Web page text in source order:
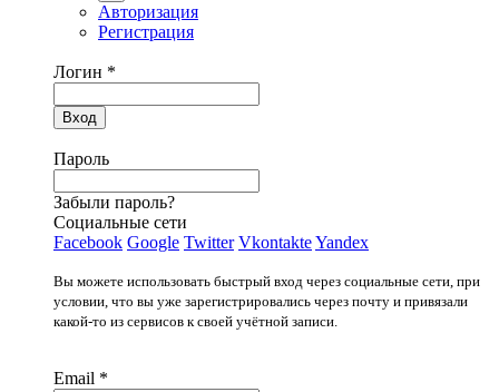
Авторизация
Регистрация
Логин *
Вход
Пароль
Забыли пароль?
Социальные сети
Facebook Google Twitter VkontakteYandex
Вы можете использовать быстрый вход через социальные сети, при
условии, что вы уже зарегистрировались через почту и привязали
какой-то из сервисов к своей учётной записи.
Email *